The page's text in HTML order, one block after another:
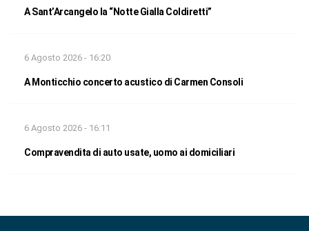
A Sant’Arcangelo la “Notte Gialla Coldiretti”
6 Agosto 2026 - 16:20
A Monticchio concerto acustico di Carmen Consoli
6 Agosto 2026 - 16:11
Compravendita di auto usate, uomo ai domiciliari